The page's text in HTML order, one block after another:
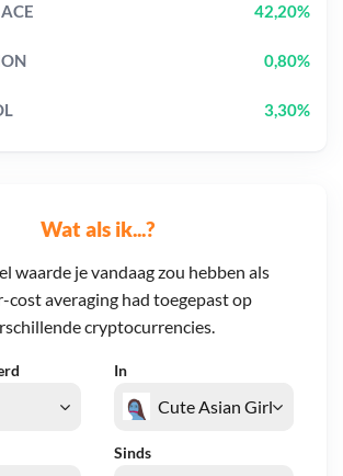
Wat als ik...?
waarde je vandaag zou hebben als
cost averaging had toegepast op
cryptocurrencies.
In
Sinds
ACE 42,20%
0,80%
3,30%